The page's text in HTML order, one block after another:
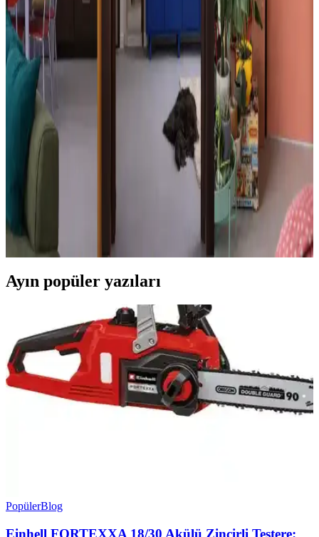
Bitmemiş ahşap sandalyelerde boya yerine leke veya cila kullanımı,
doğal dokuyu koruyarak dayanıklılığı artırır. Renk seçimi
dekorasyonla uyumlu olmalı, şeffaf cila doğal görünümü ve UV
korumasını sağlar.
Dış Mekan Ahşap Direkler İçin Uygun Leke Rengi
Seçimi ve Yüzey Hazırlığı
Dış mekan ahşap direklerde yüzey temizliği ve zımparalama sonrası,
çevre renkleriyle uyumlu koyu kömür grisi, soluk gri veya
kahverengi tonlarında leke seçimi estetik ve koruma sağlar.
Mobilya Dolapları İçin King Blue, Petrol ve Bordo
Mobilya dolaplarının renk seçimi, malzeme ve boya türüne bağlı
olarak değişir. King blue, petrol ve bordo renkleri farklı atmosferler
yaratır. Doğru uygulama ve ışık koşulları karar sürecinde önemlidir.
Ayın popüler yazıları
PopülerBlog
Einhell FORTEXXA 18/30 Akülü Zincirli Testere: